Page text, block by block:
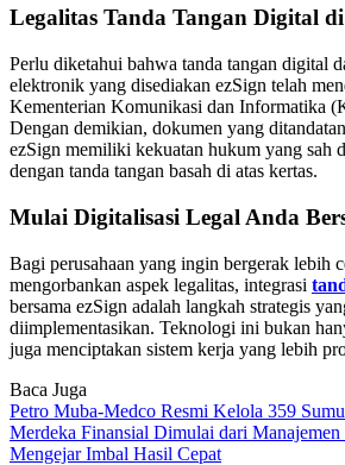
Legalitas Tanda Tangan Digital
Perlu diketahui bahwa tanda tangan digital
elektronik yang disediakan ezSign telah
Kementerian Komunikasi dan Informatika
Dengan demikian, dokumen yang
ezSign memiliki kekuatan hukum yang sah
dengan tanda tangan basah di atas kertas.
Mulai Digitalisasi Legal Anda
Bagi perusahaan yang ingin bergerak lebih
mengorbankan aspek legalitas, integrasi
bersama ezSign adalah langkah strategis
diimplementasikan. Teknologi ini bukan
juga menciptakan sistem kerja yang lebih
Baca Juga
Petro Muba-Medco Resmi Kelola 359
Merdeka Finansial Dimulai dari
Mengejar Imbal Hasil Cepat